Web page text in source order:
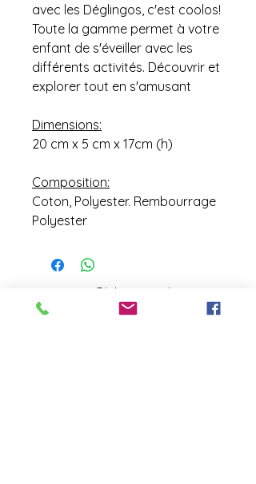
avec les Déglingos, c'est coolos!
Toute la gamme permet à votre
enfant de s'éveiller avec les
différents activités. Découvrir et
explorer tout en s'amusant
Dimensions:
20 cm x 5 cm x 17cm (h)
Composition:
Coton, Polyester. Rembourrage
Polyester
contact@laboutiquederose.
com